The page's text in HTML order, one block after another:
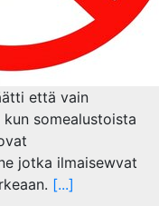
että vain
somealustoista
jotka ilmaisewvat
[...]